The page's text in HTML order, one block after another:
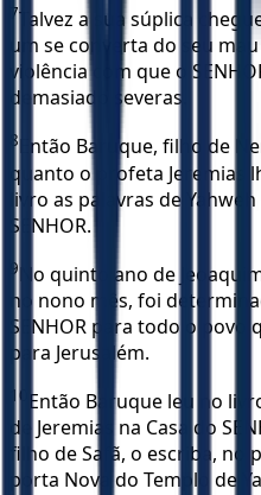
7Talvez a sua súplica
um se converta do seu
violência com que o
demasiado severas.
8
Então Baruque, filho de
quanto o profeta Jeremias
livro as palavras de Yahweh
SENHOR.
9
No quinto ano de
no nono mês, foi
SENHOR para todo o povo
para Jerusalém.
10 Então Baruque leu no
de Jeremias na Casa do
filho de Safã, o escriba, no
porta Nova do Templo de